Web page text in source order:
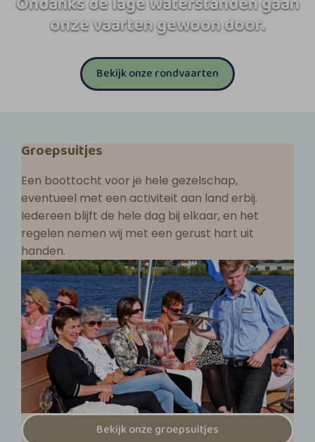
onze vaarten gewoon door.
Bekijk onze rondvaarten
Groepsuitjes
Een boottocht voor je hele gezelschap,
eventueel met een activiteit aan land erbij.
Iedereen blijft de hele dag bij elkaar, en het
regelen nemen wij met een gerust hart uit
handen.
Bekijk onze groepsuitjes